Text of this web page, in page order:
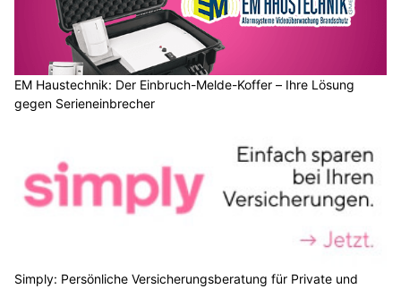
EM Haustechnik: Der Einbruch-Melde-Koffer – Ihre Lösung
gegen Serieneinbrecher
Simply: Persönliche Versicherungsberatung für Private und